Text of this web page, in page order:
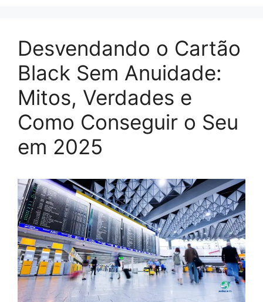
Desvendando o Cartão
Black Sem Anuidade:
Mitos, Verdades e
Como Conseguir o Seu
em 2025